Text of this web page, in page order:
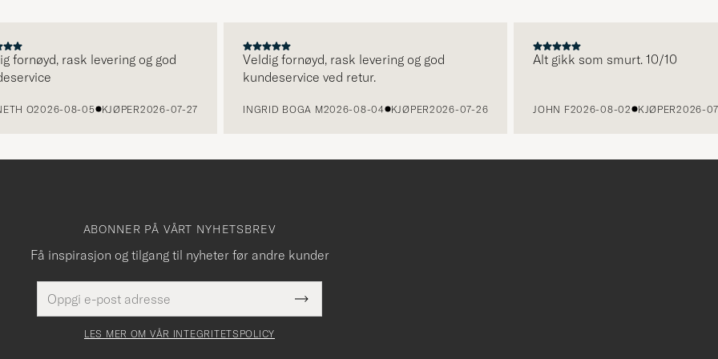
rask levering og god
O2026-08-05 KJØPER2026-07-27
Veldig fornøyd, rask levering og god
kundeservice ved retur.
INGRID BOGA M2026-08-04 KJØPER2026-07-26
Alt gikk som smurt. 10/10
JOHN F2026-08-02 KJØPER2026-07-24
ABONNER PÅ VÅRT NYHETSBREV
Få inspirasjon og tilgang til nyheter før andre kunder
postadresse
Dette
felt
Submit
Newsletter
LES MER OM VÅR INTEGRITETSPOLICY